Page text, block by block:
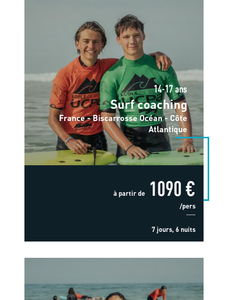
14-17 ans
Surf coaching
France - Biscarrosse Océan - Côte
Atlantique
à partir de 1090 €
/pers
7 jours, 6 nuits